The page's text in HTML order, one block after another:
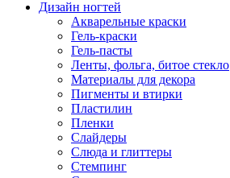
Дизайн ногтей
Акварельные краски
Гель-краски
Гель-пасты
Ленты, фольга, битое стекло
Материалы для декора
Пигменты и втирки
Пластилин
Пленки
Слайдеры
Слюда и глиттеры
Стемпинг